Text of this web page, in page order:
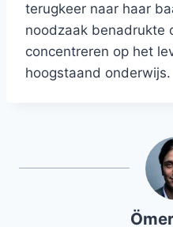
terugkeer naar haar
noodzaak benadrukte
concentreren op het
hoogstaand onderwijs.